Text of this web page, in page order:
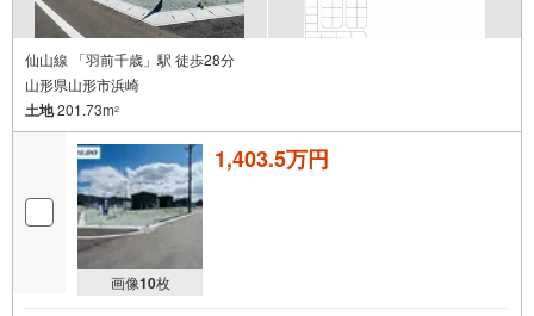
仙山線 「羽前千歳」駅 徒歩28分
山形県山形市浜崎
土地201.73m2
画像10枚
1,403.5万円